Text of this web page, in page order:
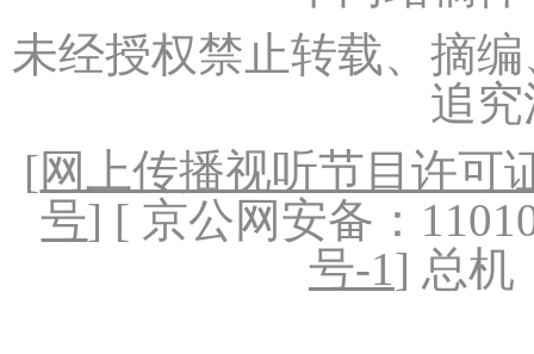
未经授权禁止转载、摘
追
[网上传播视听节目许可
号] [ 京公网安备：
号-1] 总机